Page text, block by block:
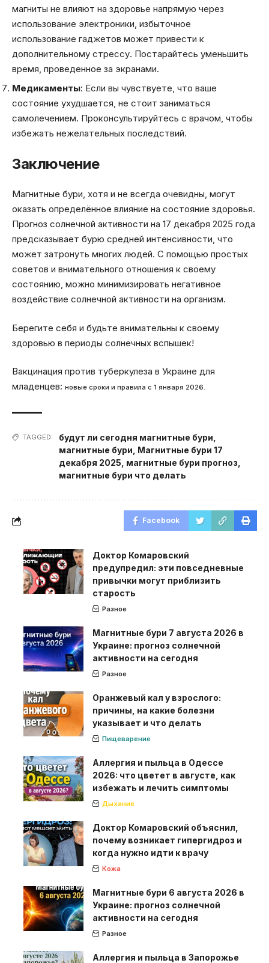
магниты не влияют на здоровье напрямую через
использование электроники, избыточное
использование гаджетов может привести к
дополнительному стрессу. Постарайтесь уменьшить
время, проведенное за экранами.
Медикаменты: Если вы чувствуете, что ваше
состояние ухудшается, не стоит заниматься
самолечением. Проконсультируйтесь с врачом, чтобы
избежать нежелательных последствий.
Заключение
Магнитные бури, хотя и не всегда очевидны, могут
оказать определённое влияние на состояние здоровья.
Прогноз солнечной активности на 17 декабря 2025 года
предсказывает бурю средней интенсивности, что
может затронуть многих людей. С помощью простых
советов и внимательного отношения к своему
состоянию, можно минимизировать негативное
воздействие солнечной активности на организм.
Берегите себя и будьте внимательны к своему
здоровью в периоды солнечных вспышек!
Вакцинация против туберкулеза в Украине для
младенцев: новые сроки и правила с 1 января 2026.
TAGGED: будут ли сегодня магнитные бури
магнитные бури Магнитные бури 17
декабря 2025 магнитные бури прогноз
магнитные бури что делать
Facebook
Доктор Комаровский
предупредил: эти повседневные
привычки могут приблизить
старость
Разное
Магнитные бури 7 августа 2026 в
Украине: прогноз солнечной
активности на сегодня
Разное
Оранжевый кал у взрослого:
причины, на какие болезни
указывает и что делать
Пищеварение
Аллергия и пыльца в Одессе
2026: что цветет в августе, как
избежать и лечить симптомы
Дыхание
Доктор Комаровский объяснил,
почему возникает гипергидроз и
когда нужно идти к врачу
Кожа
Магнитные бури 6 августа 2026 в
Украине: прогноз солнечной
активности на сегодня
Разное
Аллергия и пыльца в Запорожье